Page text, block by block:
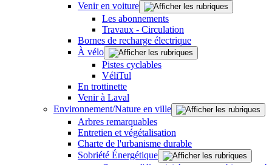
Venir en voiture
Les abonnements
Travaux - Circulation
Bornes de recharge électrique
À vélo
Pistes cyclables
VéliTul
En trottinette
Venir à Laval
Environnement/Nature en ville
Arbres remarquables
Entretien et végétalisation
Charte de l'urbanisme durable
Sobriété Énergétique